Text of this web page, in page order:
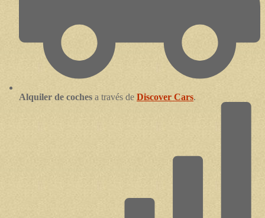
Alquiler de coches a través de Discover Cars.